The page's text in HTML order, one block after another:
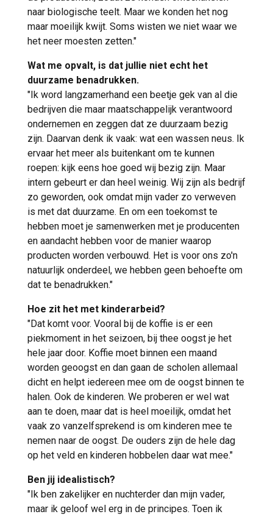
naar biologische teelt. Maar we konden het nog
maar moeilijk kwijt. Soms wisten we niet waar we
het neer moesten zetten."
Wat me opvalt, is dat jullie niet echt het
duurzame benadrukken.
"Ik word langzamerhand een beetje gek van al die
bedrijven die maar maatschappelijk verantwoord
ondernemen en zeggen dat ze duurzaam bezig
zijn. Daarvan denk ik vaak: wat een wassen neus. Ik
ervaar het meer als buitenkant om te kunnen
roepen: kijk eens hoe goed wij bezig zijn. Maar
intern gebeurt er dan heel weinig. Wij zijn als bedrijf
zo geworden, ook omdat mijn vader zo verweven
is met dat duurzame. En om een toekomst te
hebben moet je samenwerken met je producenten
en aandacht hebben voor de manier waarop
producten worden verbouwd. Het is voor ons zo'n
natuurlijk onderdeel, we hebben geen behoefte om
dat te benadrukken."
Hoe zit het met kinderarbeid?
"Dat komt voor. Vooral bij de koffie is er een
piekmoment in het seizoen, bij thee oogst je het
hele jaar door. Koffie moet binnen een maand
worden geoogst en dan gaan de scholen allemaal
dicht en helpt iedereen mee om de oogst binnen te
halen. Ook de kinderen. We proberen er wel wat
aan te doen, maar dat is heel moeilijk, omdat het
vaak zo vanzelfsprekend is om kinderen mee te
nemen naar de oogst. De ouders zijn de hele dag
op het veld en kinderen hobbelen daar wat mee."
Ben jij idealistisch?
"Ik ben zakelijker en nuchterder dan mijn vader,
maar ik geloof wel erg in de principes. Toen ik